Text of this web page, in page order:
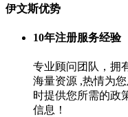
伊文斯优势
10年注册服务经验
专业顾问团队，拥
海量资源 ,热情为您
时提供您所需的政
信息！